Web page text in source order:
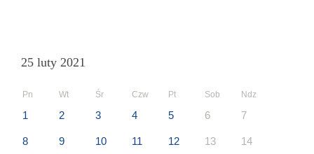
25 luty 2021
Pn Wt Śr Czw Pt Sob Ndz
1 2 3 4 5 6 7
8 9 10 11 12 13 14